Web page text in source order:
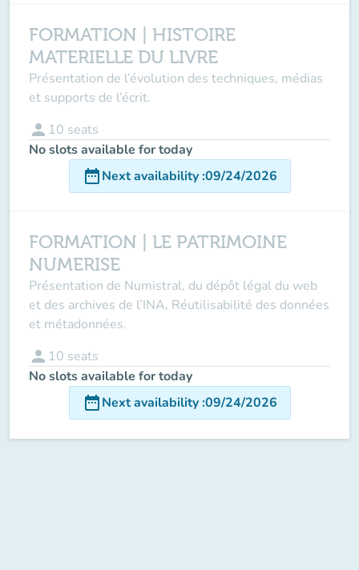
FORMATION | HISTOIRE
MATERIELLE DU LIVRE
Présentation de l’évolution des techniques, médias
et supports de l’écrit.
person 10 seats
No slots available for today
date_rangeNext availability:09/24/2026
FORMATION | LE PATRIMOINE
NUMERISE
Présentation de Numistral, du dépôt légal du web
et des archives de l’INA, Réutilisabilité des données
et métadonnées.
person 10 seats
No slots available for today
date_rangeNext availability:09/24/2026